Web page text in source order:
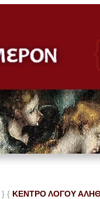
} { ΚΕΝΤΡΟ ΛΟΓΟΥ